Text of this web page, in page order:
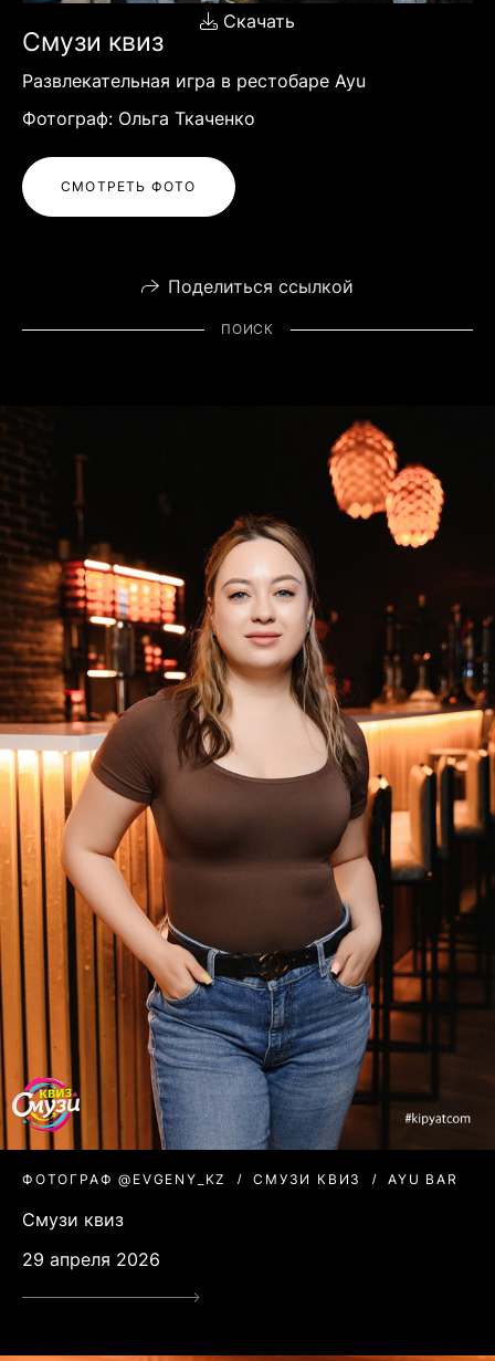
Скачать
Смузи квиз
Развлекательная игра в рестобаре Ayu
Фотограф: Ольга Ткаченко
СМОТРЕТЬ ФОТО
Поделиться ссылкой
ПОИСК
ФОТОГРАФ @EVGENY_KZ СМУЗИ КВИЗ AYU BAR
Смузи квиз
29 апреля 2026